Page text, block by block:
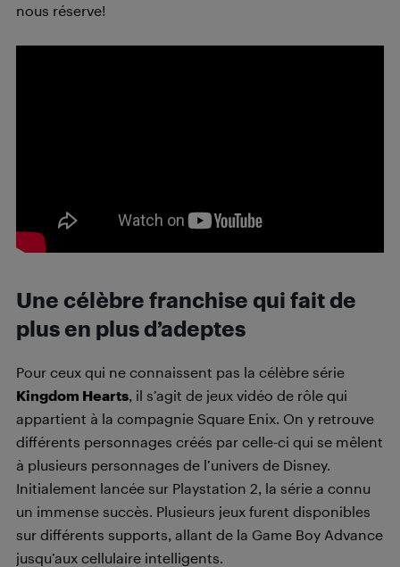
nous réserve!
Une célèbre franchise qui fait de
plus en plus d’adeptes
Pour ceux qui ne connaissent pas la célèbre série
Kingdom Hearts , il s’agit de jeux vidéo de rôle qui
appartient à la compagnie Square Enix. On y retrouve
différents personnages créés par celle-ci qui se mêlent
à plusieurs personnages de l’univers de Disney.
Initialement lancée sur Playstation 2, la série a connu
un immense succès. Plusieurs jeux furent disponibles
sur différents supports, allant de la Game Boy Advance
jusqu’aux cellulaire intelligents.